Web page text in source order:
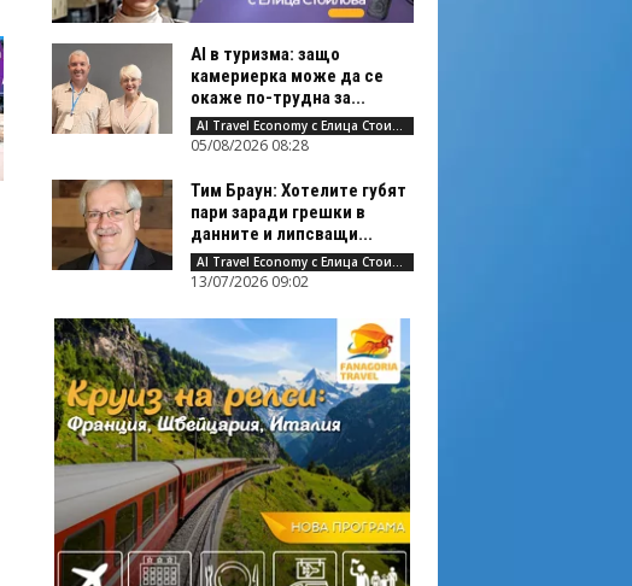
AI в туризма: защо
камериерка може да се
окаже по-трудна за...
AI Travel Economy с Елица Стоилова
05/08/2026 08:28
Тим Браун: Хотелите губят
пари заради грешки в
данните и липсващи...
AI Travel Economy с Елица Стоилова
13/07/2026 09:02